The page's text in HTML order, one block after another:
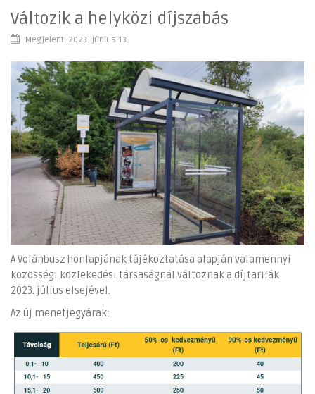
Változik a helyközi díjszabás
Megjelent: 2023. június 13.
A Volánbusz honlapjának tájékoztatása alapján valamennyi
közösségi közlekedési társaságnál változnak a díjtarifák
2023. július elsejével.
Az új menetjegyárak: